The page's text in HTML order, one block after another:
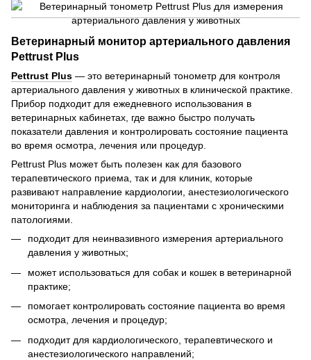
Ветеринарный монитор артериального давления
Pettrust Plus
Pettrust Plus — это ветеринарный тонометр для контроля
артериального давления у животных в клинической практике.
Прибор подходит для ежедневного использования в
ветеринарных кабинетах, где важно быстро получать
показатели давления и контролировать состояние пациента
во время осмотра, лечения или процедур.
Pettrust Plus может быть полезен как для базового
терапевтического приема, так и для клиник, которые
развивают направление кардиологии, анестезиологического
мониторинга и наблюдения за пациентами с хроническими
патологиями.
подходит для неинвазивного измерения артериального
давления у животных;
может использоваться для собак и кошек в ветеринарной
практике;
помогает контролировать состояние пациента во время
осмотра, лечения и процедур;
подходит для кардиологического, терапевтического и
анестезиологического направлений;